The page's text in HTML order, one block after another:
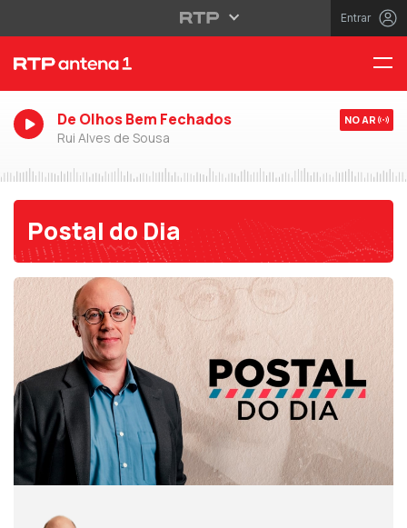
Entrar
De Olhos Bem Fechados
Rui Alves de Sousa
NO AR
Postal do Dia